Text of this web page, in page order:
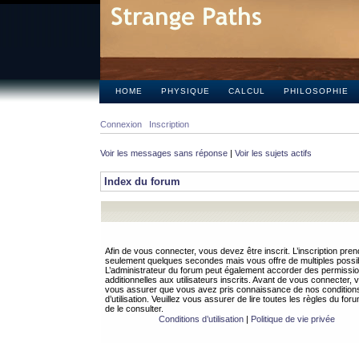
HOME PHYSIQUE CALCUL PHILOSOPHIE
Connexion Inscription
Voir les messages sans réponse | Voir les sujets actifs
Index du forum
Afin de vous connecter, vous devez être inscrit. L’inscription
seulement quelques secondes mais vous offre de multiples
L’administrateur du forum peut également accorder des
additionnelles aux utilisateurs inscrits. Avant de vous connecter,
vous assurer que vous avez pris connaissance de nos
d’utilisation. Veuillez vous assurer de lire toutes les règles du
de le consulter.
Conditions d’utilisation| Politique de vie privée